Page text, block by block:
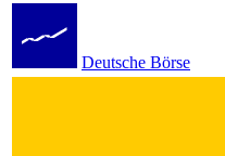
Deutsche Börse